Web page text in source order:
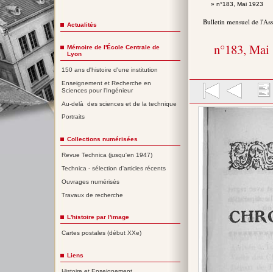
» n°183, Mai 1923
Bulletin mensuel de
n°183, Mai
Actualités
Mémoire de l'École Centrale de
Lyon
150 ans d'histoire d'une institution
Enseignement et Recherche en
Sciences pour l'Ingénieur
Au-delà des sciences et de la technique
Portraits
Collections numérisées
Revue Technica (jusqu'en 1947)
Technica - sélection d'articles récents
Ouvrages numérisés
Travaux de recherche
L'histoire par l'image
Cartes postales (début XXe)
Liens